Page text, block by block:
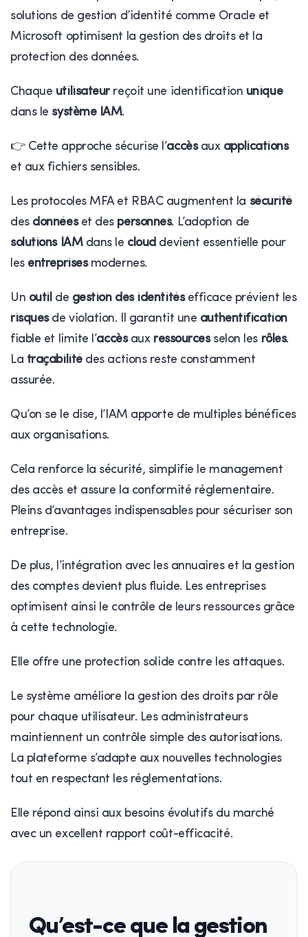
solutions de gestion d’identité comme Oracle et
Microsoft optimisent la gestion des droits et la
protection des données.
Chaque utilisateurreçoit une identification unique
dans le système IAM.
👉 Cette approche sécurise l’accèsaux applications
et aux fichiers sensibles.
Les protocoles MFA et RBAC augmentent la sécurité
des donnéeset des personnes. L’adoption de
solutions IAMdans le clouddevient essentielle pour
les entreprisesmodernes.
Un outilde gestion des identitésefficace prévient les
risquesde violation. Il garantit une authentification
fiable et limite l’accèsaux ressourcesselon les rôles.
La traçabilitédes actions reste constamment
assurée.
Qu’on se le dise, l’IAM apporte de multiples bénéfices
aux organisations.
Cela renforce la sécurité, simplifie le management
des accès et assure la conformité réglementaire.
Pleins d’avantages indispensables pour sécuriser son
entreprise.
De plus, l’intégration avec les annuaires et la gestion
des comptes devient plus fluide. Les entreprises
optimisent ainsi le contrôle de leurs ressources grâce
à cette technologie.
Elle offre une protection solide contre les attaques.
Le système améliore la gestion des droits par rôle
pour chaque utilisateur. Les administrateurs
maintiennent un contrôle simple des autorisations.
La plateforme s’adapte aux nouvelles technologies
tout en respectant les réglementations.
Elle répond ainsi aux besoins évolutifs du marché
avec un excellent rapport coût-efficacité.
Qu’est-ce que la gestion